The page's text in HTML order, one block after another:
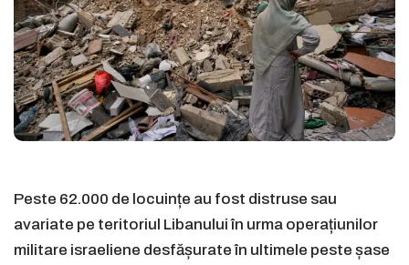
Peste 62.000 de locuințe au fost distruse sau
avariate pe teritoriul Libanului în urma operațiunilor
militare israeliene desfășurate în ultimele peste șase